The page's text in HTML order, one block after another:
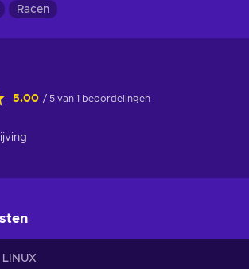
Racen
5.00 / 5 van 1 beoordelingen
LINUX